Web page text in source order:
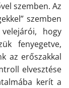
szemben. Az
szemben
hogy
fenyegetve,
az erőszakkal
elvesztése
kerít a